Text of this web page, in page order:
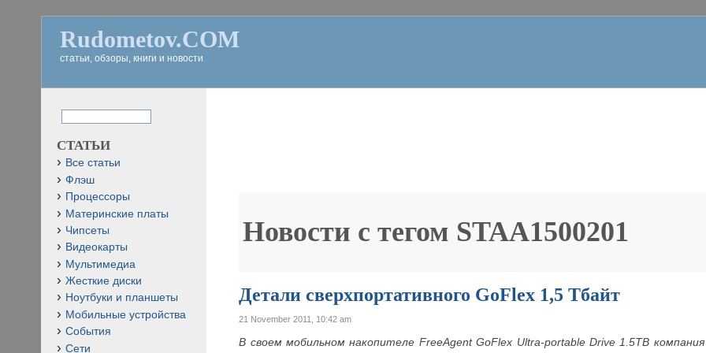
Rudometov.COM
статьи, обзоры, книги и новости
Новости с тегом STAA1500201
Детали сверхпортативного GoFlex 1,5 Тбайт
21 November 2011, 10:42 am
В своем мобильном накопителе FreeAgent GoFlex Ultra-portable Drive 1.5TB
СТАТЬИ
Все статьи
Флэш
Процессоры
Материнские платы
Чипсеты
Видеокарты
Мультимедиа
Жесткие диски
Ноутбуки и планшеты
Мобильные устройства
События
Сети